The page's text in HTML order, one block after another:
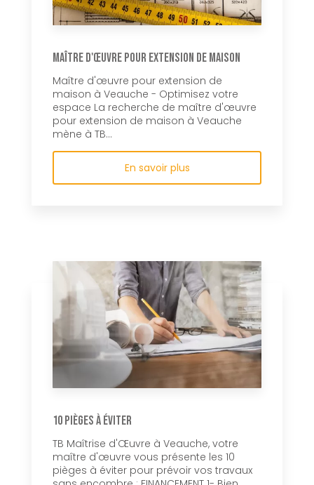
Maître d'œuvre pour extension de maison
Maître d'œuvre pour extension de
maison à Veauche - Optimisez votre
espace La recherche de maître d'œuvre
pour extension de maison à Veauche
mène à TB...
En savoir plus
10 pièges à éviter
TB Maîtrise d'Œuvre à Veauche, votre
maître d'œuvre vous présente les 10
pièges à éviter pour prévoir vos travaux